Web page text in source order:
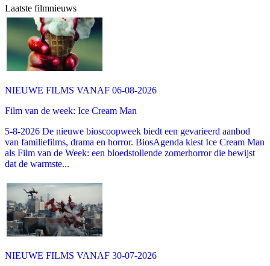
Laatste filmnieuws
NIEUWE FILMS VANAF 06-08-2026
Film van de week: Ice Cream Man
5-8-2026 De nieuwe bioscoopweek biedt een gevarieerd aanbod
van familiefilms, drama en horror. BiosAgenda kiest Ice Cream Man
als Film van de Week: een bloedstollende zomerhorror die bewijst
dat de warmste...
NIEUWE FILMS VANAF 30-07-2026